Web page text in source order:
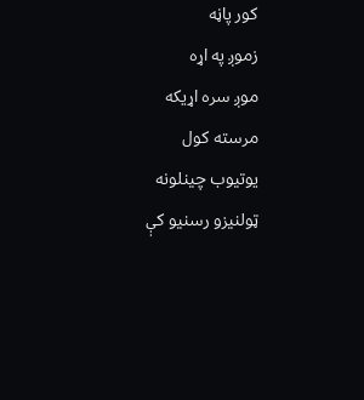
کور پاڼه
زموږ په اړه
موږ سره اړیکه
مرسته کول
یوتیوب چینلونه
ټولنیزو رسنیو کې